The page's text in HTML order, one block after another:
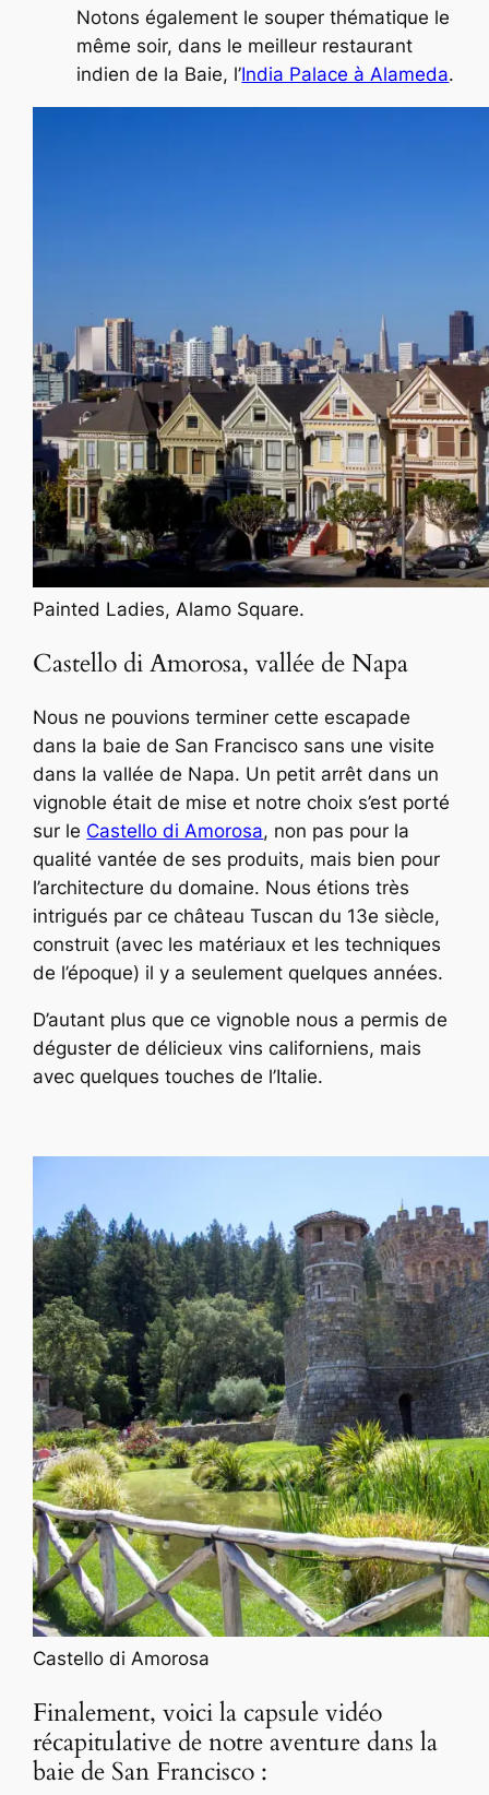
Notons également le souper thématique le
même soir, dans le meilleur restaurant
indien de la Baie, l’India Palace à Alameda.
Painted Ladies, Alamo Square.
Castello di Amorosa, vallée de Napa
Nous ne pouvions terminer cette escapade
dans la baie de San Francisco sans une visite
dans la vallée de Napa. Un petit arrêt dans un
vignoble était de mise et notre choix s’est porté
sur le Castello di Amorosa, non pas pour la
qualité vantée de ses produits, mais bien pour
l’architecture du domaine. Nous étions très
intrigués par ce château Tuscan du 13e siècle,
construit (avec les matériaux et les techniques
de l’époque) il y a seulement quelques années.
D’autant plus que ce vignoble nous a permis de
déguster de délicieux vins californiens, mais
avec quelques touches de l’Italie.
Castello di Amorosa
Finalement, voici la capsule vidéo
récapitulative de notre aventure dans la
baie de San Francisco :